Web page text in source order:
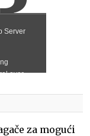
za mogući